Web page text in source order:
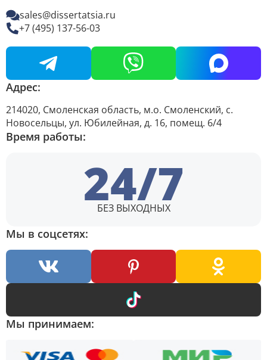
sales@dissertatsia.ru
+7 (495) 137-56-03
Адрес:
214020, Смоленская область, м.о. Смоленский, с.
Новосельцы, ул. Юбилейная, д. 16, помещ. 6/4
Время работы:
24/7
БЕЗ ВЫХОДНЫХ
Мы в соцсетях:
Мы принимаем: